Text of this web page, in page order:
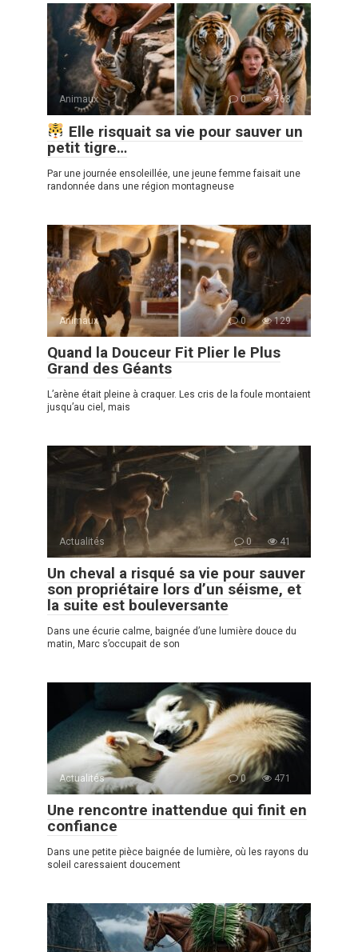
Animaux 0 763
Elle risquait sa vie pour sauver un
petit tigre…
Par une journée ensoleillée, une jeune femme faisait une
randonnée dans une région montagneuse
Animaux 0 129
Quand la Douceur Fit Plier le Plus
Grand des Géants
L’arène était pleine à craquer. Les cris de la foule montaient
jusqu’au ciel, mais
Actualités 0 41
Un cheval a risqué sa vie pour sauver
son propriétaire lors d’un séisme, et
la suite est bouleversante
Dans une écurie calme, baignée d’une lumière douce du
matin, Marc s’occupait de son
Actualités 0 471
Une rencontre inattendue qui finit en
confiance
Dans une petite pièce baignée de lumière, où les rayons du
soleil caressaient doucement